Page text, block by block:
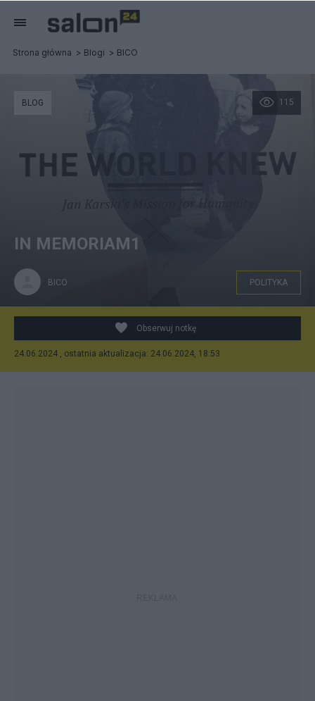
Strona główna Blogi BICO
JA
115
BLOG
IN MEMORIAM1
BICO POLITYKA
Obserwuj notkę
24.06.2024 , ostatnia aktualizacja: 24.06.2024, 18:53